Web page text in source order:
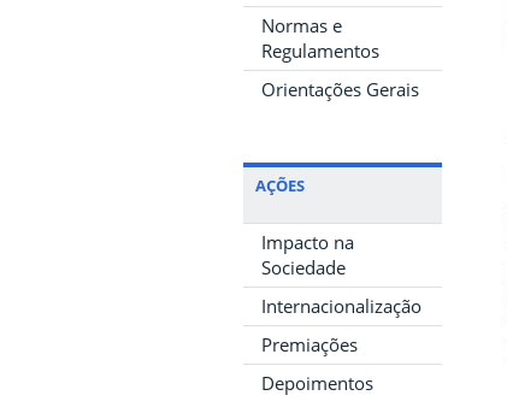
Normas e
Regulamentos
Orientações Gerais
AÇÕES
Impacto na
Sociedade
Internacionalização
Premiações
Depoimentos